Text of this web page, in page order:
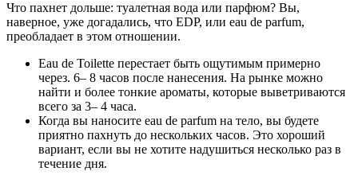
Что пахнет дольше: туалетная вода или парфюм? Вы,
наверное, уже догадались, что EDP, или eau de parfum,
преобладает в этом отношении.
Eau de Toilette перестает быть ощутимым примерно
через. 6– 8 часов после нанесения. На рынке можно
найти и более тонкие ароматы, которые выветриваются
всего за 3– 4 часа.
Когда вы наносите eau de parfum на тело, вы будете
приятно пахнуть до нескольких часов. Это хороший
вариант, если вы не хотите надушиться несколько раз в
течение дня.